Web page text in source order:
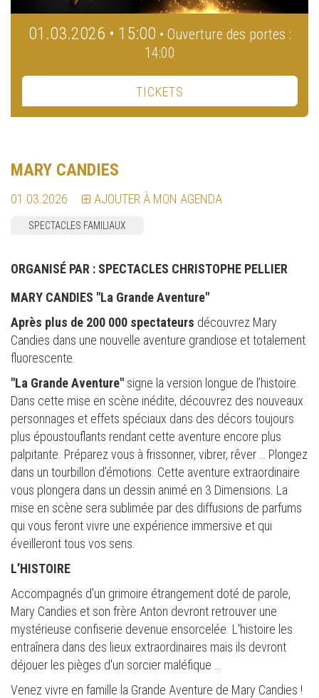
01.03.2026 • 15:00 • Ouverture des portes :
14:00
TICKETS
MARY CANDIES
01.03.2026 AJOUTER À MON AGENDA
SPECTACLES FAMILIAUX
ORGANISÉ PAR : SPECTACLES CHRISTOPHE PELLIER
MARY CANDIES "La Grande Aventure"
Après plus de 200 000 spectateurs découvrez Mary
Candies dans une nouvelle aventure grandiose et totalement
fluorescente.
"La Grande Aventure" signe la version longue de l’histoire.
Dans cette mise en scène inédite, découvrez des nouveaux
personnages et effets spéciaux dans des décors toujours
plus époustouflants rendant cette aventure encore plus
palpitante. Préparez vous à frissonner, vibrer, rêver … Plongez
dans un tourbillon d’émotions. Cette aventure extraordinaire
vous plongera dans un dessin animé en 3 Dimensions. La
mise en scène sera sublimée par des diffusions de parfums
qui vous feront vivre une expérience immersive et qui
éveilleront tous vos sens.
L’HISTOIRE
Accompagnés d'un grimoire étrangement doté de parole,
Mary Candies et son frère Anton devront retrouver une
mystérieuse confiserie devenue ensorcelée. L'histoire les
entraînera dans des lieux extraordinaires mais ils devront
déjouer les pièges d'un sorcier maléfique …
Venez vivre en famille la Grande Aventure de Mary Candies !